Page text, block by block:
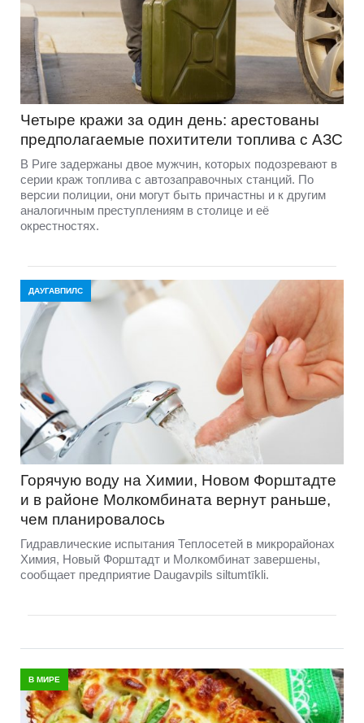
Четыре кражи за один день: арестованы
предполагаемые похитители топлива с АЗС
В Риге задержаны двое мужчин, которых подозревают в
серии краж топлива с автозаправочных станций. По
версии полиции, они могут быть причастны и к другим
аналогичным преступлениям в столице и её
окрестностях.
ДАУГАВПИЛС
Горячую воду на Химии, Новом Форштадте
и в районе Молкомбината вернут раньше,
чем планировалось
Гидравлические испытания Теплосетей в микрорайонах
Химия, Новый Форштадт и Молкомбинат завершены,
сообщает предприятие Daugavpils siltumtīkli.
В МИРЕ